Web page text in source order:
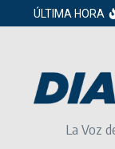
Saltar al contenido
ÚLTIMA HORA
Del cabildo al
La Voz